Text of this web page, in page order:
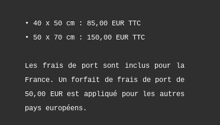
• 40 x 50 cm : 85,00 EUR TTC
• 50 x 70 cm : 150,00 EUR TTC
Les frais de port sont inclus pour la
France. Un forfait de frais de port de
50,00 EUR est appliqué pour les autres
pays européens.